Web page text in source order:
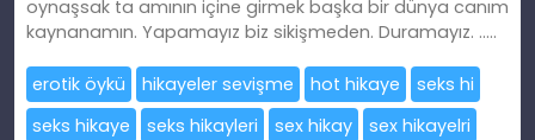
oynaşsak ta amının içine girmek başka bir dünya canım
kaynanamın. Yapamayız biz sikişmeden. Duramayız. …..
erotik öykü hikayeler sevişme hot hikaye
seks hi
seks hikaye
seks hikayleri sex hikay
sex hikayelri